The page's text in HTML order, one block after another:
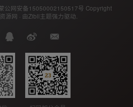
公网安备15050002150517号 Copyright
源网 · 由Zibll主题强力驱动.